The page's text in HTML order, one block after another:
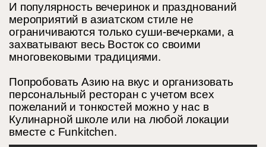
И популярность вечеринок и празднований
мероприятий в азиатском стиле не
ограничиваются только суши-вечерками, а
захватывают весь Восток со своими
многовековыми традициями.
Попробовать Азию на вкус и организовать
персональный ресторан с учетом всех
пожеланий и тонкостей можно у нас в
Кулинарной школе или на любой локации
вместе с Funkitchen.